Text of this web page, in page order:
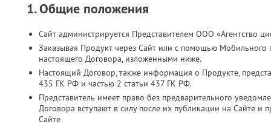
1. Общие положения
Сайт администрируется Представителем ООО «Агентство
Заказывая Продукт через Сайт или с помощью Мобильного
настоящего Договора, изложенными ниже.
Настоящий Договор, также информация о Продукте,
435 ГК РФ и частью 2 статьи 437 ГК РФ.
Представитель имеет право без предварительного
Договора вступают в силу после их публикации на Сайте
Сайте